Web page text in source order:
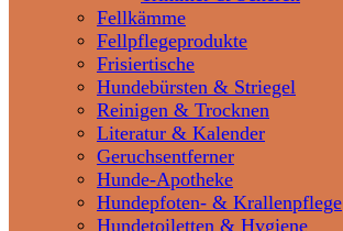
Fellkämme
Fellpflegeprodukte
Frisiertische
Hundebürsten & Striegel
Reinigen & Trocknen
Literatur & Kalender
Geruchsentferner
Hunde-Apotheke
Hundepfoten- & Krallenpflege
Hundetoiletten & Hygiene